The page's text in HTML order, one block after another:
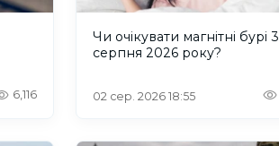
6,116
Чи очікувати магнітні бурі 3
серпня 2026 року?
02 сер. 2026 18:55